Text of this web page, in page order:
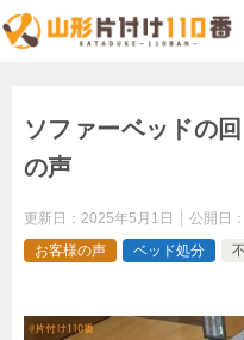
ソファーベッドの
の声
更新日： 2025年5月1日 公開日：
お客様の声
ベッド処分